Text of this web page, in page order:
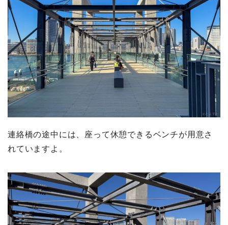
連絡橋の途中には、座って休憩できるベンチが用意さ
れていますよ。